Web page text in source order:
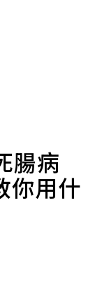
腸病
你用什